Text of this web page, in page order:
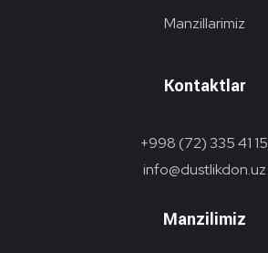
Manzillarimiz
Kontaktlar
+998 (72) 335 41 15
info@dustlikdon.uz
Manzilimiz